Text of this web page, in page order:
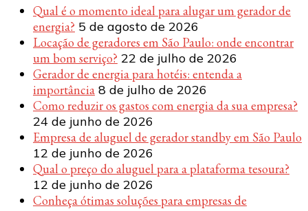
Qual é o momento ideal para alugar um gerador de
energia? 5 de agosto de 2026
Locação de geradores em São Paulo: onde encontrar
um bom serviço? 22 de julho de 2026
Gerador de energia para hotéis: entenda a
importância 8 de julho de 2026
Como reduzir os gastos com energia da sua empresa?
24 de junho de 2026
Empresa de aluguel de gerador standby em São Paulo
12 de junho de 2026
Qual o preço do aluguel para a plataforma tesoura?
12 de junho de 2026
Conheça ótimas soluções para empresas de